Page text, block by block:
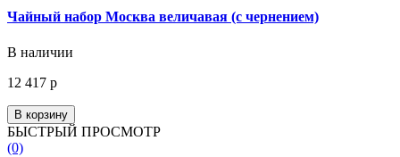
Чайный набор Москва величавая (с чернением)
В наличии
12 417 р
В корзину
БЫСТРЫЙ ПРОСМОТР
(0)